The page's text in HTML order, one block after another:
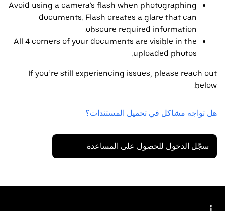
Avoid using a camera’s flash when photographing
documents. Flash creates a glare that can
obscure required information.
All 4 corners of your documents are visible in the
uploaded photos.
If you’re still experiencing issues, please reach out
below.
هل تواجه مشاكل في تحميل المستندات؟
سجّل الدخول للحصول على المساعدة